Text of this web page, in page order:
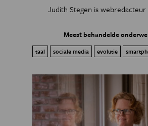
Judith Stegen is
Meest behandelde
taal sociale media evolutie